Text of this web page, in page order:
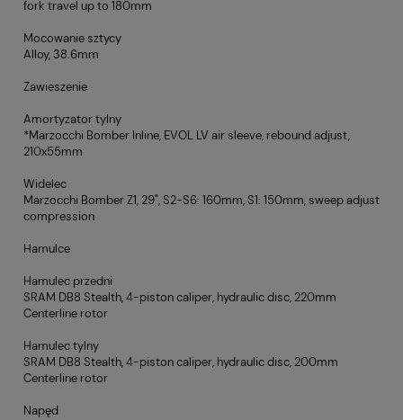
fork travel up to 180mm
Mocowanie sztycy
Alloy, 38.6mm
Zawieszenie
Amortyzator tylny
*Marzocchi Bomber Inline, EVOL LV air sleeve, rebound adjust,
210x55mm
Widelec
Marzocchi Bomber Z1, 29", S2-S6: 160mm, S1: 150mm, sweep adjust
compression
Hamulce
Hamulec przedni
SRAM DB8 Stealth, 4-piston caliper, hydraulic disc, 220mm
Centerline rotor
Hamulec tylny
SRAM DB8 Stealth, 4-piston caliper, hydraulic disc, 200mm
Centerline rotor
Napęd